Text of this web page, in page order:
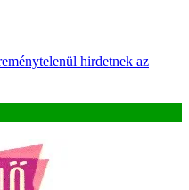
hirdetnek az